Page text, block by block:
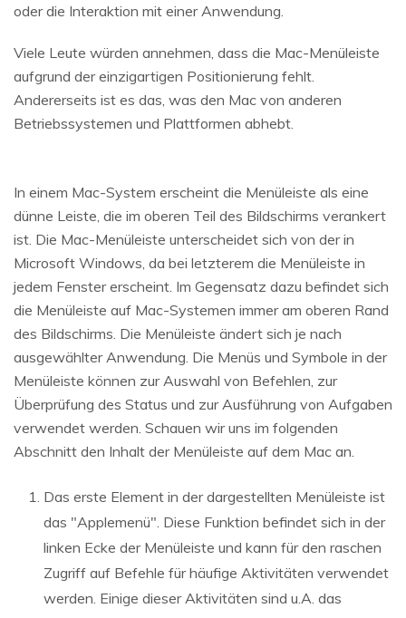
oder die Interaktion mit einer Anwendung.
Viele Leute würden annehmen, dass die Mac-Menüleiste
aufgrund der einzigartigen Positionierung fehlt.
Andererseits ist es das, was den Mac von anderen
Betriebssystemen und Plattformen abhebt.
In einem Mac-System erscheint die Menüleiste als eine
dünne Leiste, die im oberen Teil des Bildschirms verankert
ist. Die Mac-Menüleiste unterscheidet sich von der in
Microsoft Windows, da bei letzterem die Menüleiste in
jedem Fenster erscheint. Im Gegensatz dazu befindet sich
die Menüleiste auf Mac-Systemen immer am oberen Rand
des Bildschirms. Die Menüleiste ändert sich je nach
ausgewählter Anwendung. Die Menüs und Symbole in der
Menüleiste können zur Auswahl von Befehlen, zur
Überprüfung des Status und zur Ausführung von Aufgaben
verwendet werden. Schauen wir uns im folgenden
Abschnitt den Inhalt der Menüleiste auf dem Mac an.
Das erste Element in der dargestellten Menüleiste ist
das "Applemenü". Diese Funktion befindet sich in der
linken Ecke der Menüleiste und kann für den raschen
Zugriff auf Befehle für häufige Aktivitäten verwendet
werden. Einige dieser Aktivitäten sind u.A. das